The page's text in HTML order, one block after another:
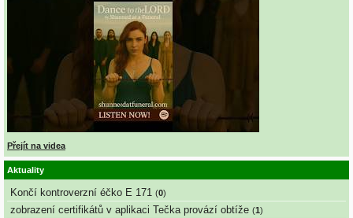
Přejít na videa
Aktuality
Končí kontroverzní éčko E 171 (0)
zobrazení certifikátů v aplikaci Tečka provází obtíže (1 )